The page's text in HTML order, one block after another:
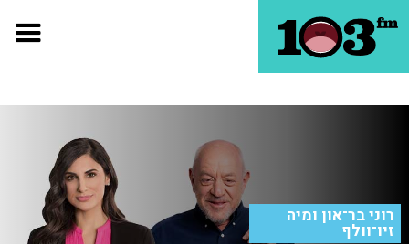
רוני בר־און ומיה
זיו־וולף